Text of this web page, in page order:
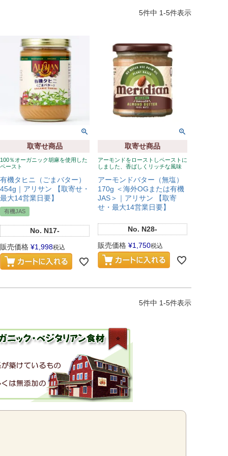
5件中 1-5件表示
取寄せ商品
100％オーガニック胡麻を使用した
ペースト
有機タヒニ（ごまバター）
454g｜アリサン 【取寄せ・
最大14営業日要】
有機JAS
No. N17-
販売価格 ¥1,998税込
取寄せ商品
アーモンドをローストしペーストに
しました、香ばしくリッチな風味
アーモンドバター（無塩）
170g ＜海外OGまたは有機
JAS＞｜アリサン 【取寄
せ・最大14営業日要】
No. N28-
販売価格 ¥1,750税込
5件中 1-5件表示